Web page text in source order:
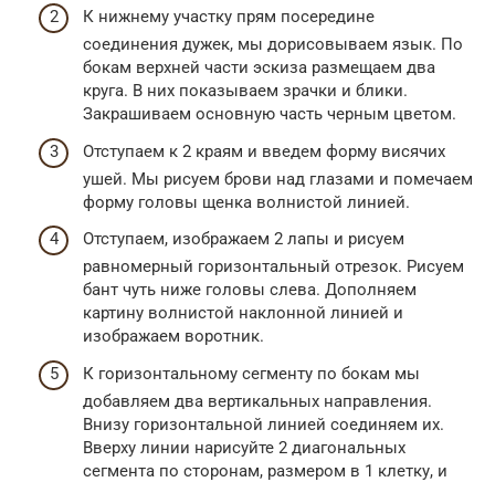
К нижнему участку прям посередине
соединения дужек, мы дорисовываем язык. По
бокам верхней части эскиза размещаем два
круга. В них показываем зрачки и блики.
Закрашиваем основную часть черным цветом.
Отступаем к 2 краям и введем форму висячих
ушей. Мы рисуем брови над глазами и помечаем
форму головы щенка волнистой линией.
Отступаем, изображаем 2 лапы и рисуем
равномерный горизонтальный отрезок. Рисуем
бант чуть ниже головы слева. Дополняем
картину волнистой наклонной линией и
изображаем воротник.
К горизонтальному сегменту по бокам мы
добавляем два вертикальных направления.
Внизу горизонтальной линией соединяем их.
Вверху линии нарисуйте 2 диагональных
сегмента по сторонам, размером в 1 клетку, и